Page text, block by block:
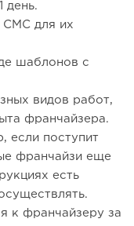
день.
СМС для их
шаблонов с
видов работ,
франчайзера.
если поступит
франчайзи еще
есть
к франчайзеру за